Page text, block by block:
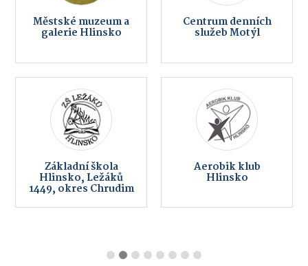
Městské muzeum a
galerie Hlinsko
Centrum denních
služeb Motýl
Základní škola
Hlinsko, Ležáků
1449, okres Chrudim
Aerobik klub
Hlinsko